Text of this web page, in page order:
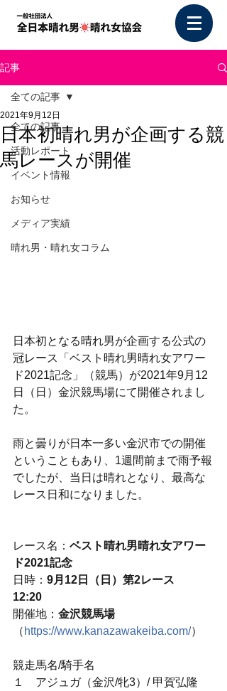
記事
全ての記事
活動レポート
イベント情報
お知らせ
メディア実績
晴れ男・晴れ女コラム
全ての記事
日本初晴れ男が企画する競
馬レースが開催
2021年9月12日
日本初となる晴れ男が企画する公式の
冠レース「ベスト晴れ男晴れ女アワー
ド2021記念」（競馬）が2021年9月12
日（日）金沢競馬場にて開催されまし
た。
雨と曇りが日本一多い金沢市での開催
ということもあり、1週間前まで雨予報
でしたが、当日は晴れとなり、最高な
レース日和になりました。
レース名： ベスト晴れ男晴れ女アワー
ド2021記念
日時： 9月12日（日）第2レース
12:20
開催地： 金沢競馬場
（ https://www.kanazawakeiba.com/）
競走馬名/騎手名
１　アジュガ（金沢/牝3）/ 甲賀弘隆